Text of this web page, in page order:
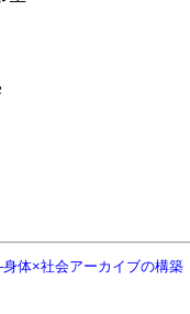
体×社会アーカイブの構築